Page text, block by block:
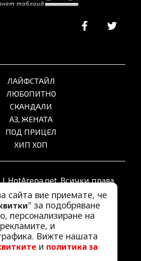
сайта вие приемате, че
" за подобряване
персонализиране на
и
Вижте нашата
и политика за
ЛАЙФСТАЙЛ
ЛЮБОПИТНО
СКАНДАЛИ
АЗ, ЖЕНАТА
ПОД ПРИЦЕЛ
ХИП ХОП
HotArena.net. Всички права
запазени.
РЕКЛАМА
КОНТАКТИ
ОБЩИ УСЛОВИЯ
ЗА ПОВЕРИТЕЛНОСТ